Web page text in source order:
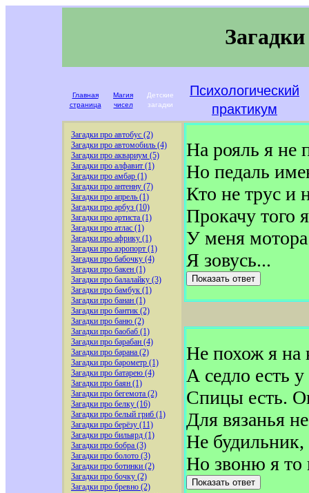
Главная
страница
Магия
чисел
Детские
загадки
Психологический
практикум
Загадки про автобус (2)
Загадки про автомобиль (4)
Загадки про аквариум (5)
Загадки про алфавит (1)
Загадки про амбар (1)
Загадки про антенну (7)
Загадки про апрель (1)
Загадки про арбуз (10)
Загадки про артиста (1)
Загадки про атлас (1)
Загадки про африку (1)
Загадки про аэропорт (1)
Загадки про бабочку (4)
Загадки про бакен (1)
Загадки про балалайку (3)
Загадки про бамбук (1)
Загадки про банан (1)
Загадки про бантик (2)
Загадки про баню (2)
Загадки про баобаб (1)
Загадки про барабан (4)
Загадки про барана (2)
Загадки про барометр (1)
Загадки про батарею (4)
Загадки про баян (1)
Загадки про бегемота (2)
Загадки про белку (16)
Загадки про белый гриб (1)
Загадки про берёзу (11)
Загадки про бильярд (1)
Загадки про бобра (3)
Загадки про болото (3)
Загадки про ботинки (2)
Загадки про бочку (2)
Загадки про бревно (2)
На рояль я не
Но педаль
Кто не трус и
Прокачу того
У меня мотора
Я зовусь...
Показать ответ
Не похож я на
А седло есть
Спицы есть.
Для вязанья
Не будильник,
Но звоню я то
Показать ответ